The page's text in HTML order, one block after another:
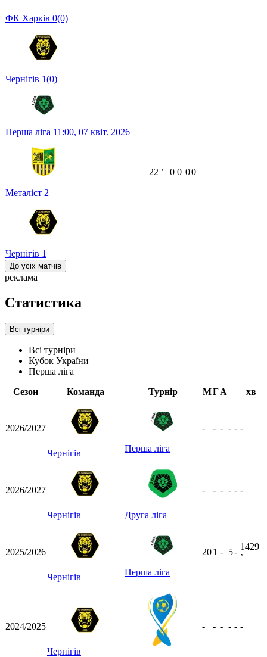
ФК Харків 0(0)
Чернігів 1(0)
Перша ліга 11:00, 07 квіт. 2026
Металіст 2
Чернігів 1
22 ʼ 0 0 00
До усіх матчів
реклама
Статистика
Всі турніри
Всі турніри
Кубок України
Перша ліга
Сезон
Команда Турнір МГА хв
2026/2027
Чернігів Перша ліга
- - - - - -
2026/2027
Чернігів Друга ліга
- - - - - -
2025/2026
Чернігів Перша ліга
201 - 5-
1429
ʼ
2024/2025
Чернігів
- - - - - -